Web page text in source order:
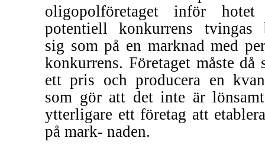
oligopolföretaget inför
potentiell konkurrens tvingas
sig som på en marknad med
konkurrens. Företaget måste då
ett pris och producera en
som gör att det inte är
ytterligare ett företag att
på mark- naden.